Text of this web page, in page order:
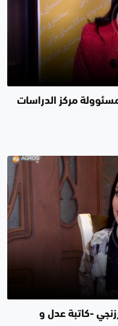
مركز الدراسات
-كاتبة عدل و